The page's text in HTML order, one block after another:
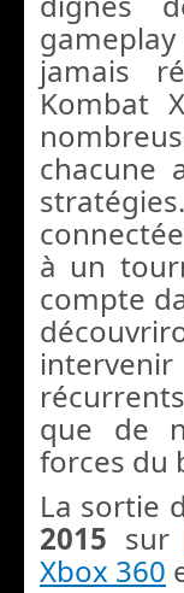
jamais
Kombat
chacune
à un
compte
que de
forces du
La sortie
2015 sur
Xbox 360